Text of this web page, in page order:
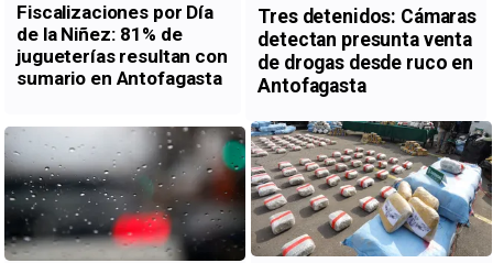
Fiscalizaciones por Día
de la Niñez: 81% de
jugueterías resultan con
sumario en Antofagasta
Tres detenidos: Cámaras
detectan presunta venta
de drogas desde ruco en
Antofagasta